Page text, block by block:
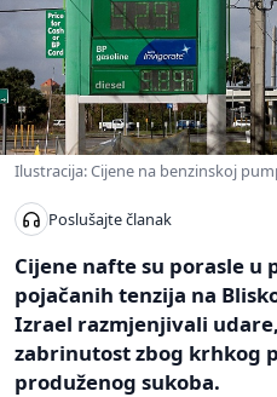
Ilustracija: Cijene na benzinskoj
Poslušajte članak
Cijene nafte su porasle u
pojačanih tenzija na
Izrael razmjenjivali
zabrinutost zbog krhkog
produženog sukoba.